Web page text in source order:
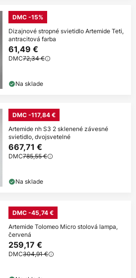
DMC -15%
Dizajnové stropné svietidlo Artemide Teti,
antracitová farba
61,49 €
DMC72,34 €
Na sklade
DMC -117,84 €
Artemide nh S3 2 sklenené závesné
svietidlo, dvojsvetelné
667,71 €
DMC785,55 €
Na sklade
DMC -45,74 €
Artemide Tolomeo Micro stolová lampa,
červená
259,17 €
DMC304,91 €